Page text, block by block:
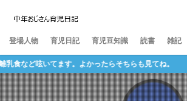
登場人物 育児日記 育児豆知識 読書 雑記
てます。よかったらそちらも見てね。